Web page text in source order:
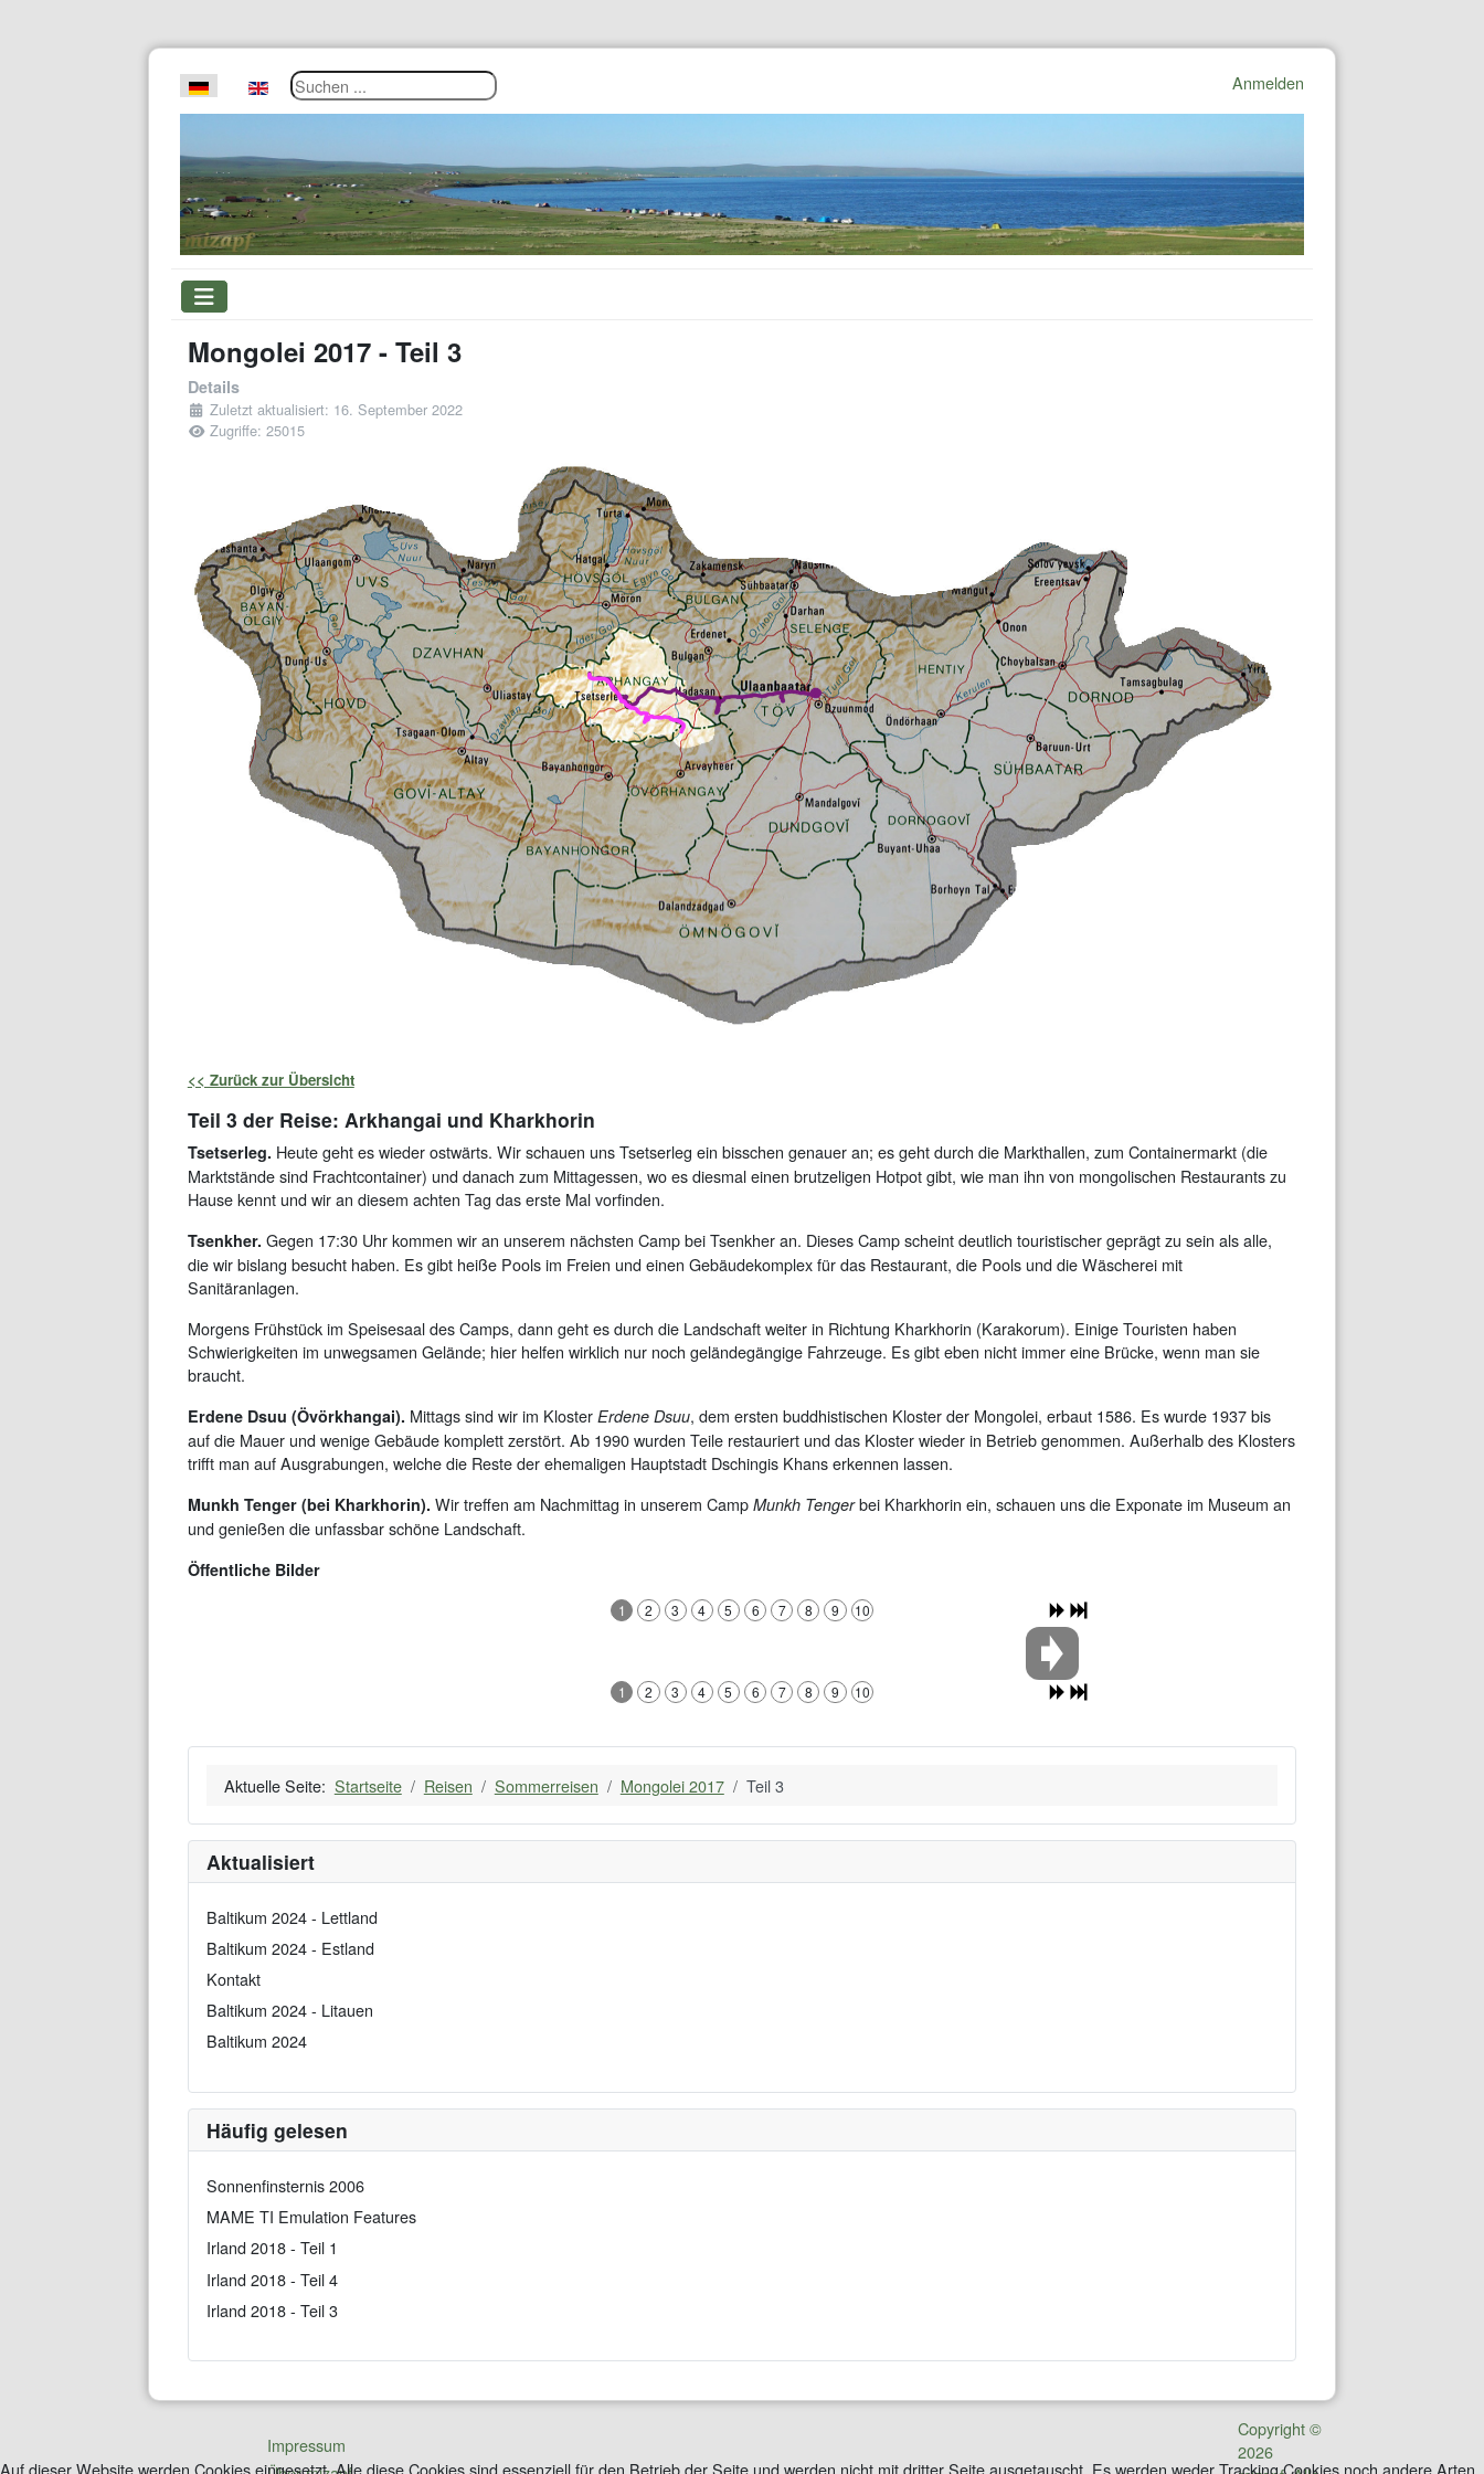
Sprache auswählenSuchen ... Anmelden
Mongolei 2017 - Teil 3
Details
Zuletzt aktualisiert: 16. September 2022
Zugriffe: 25015
<< Zurück zur Übersicht
Teil 3 der Reise: Arkhangai und Kharkhorin
Tsetserleg. Heute geht es wieder ostwärts. Wir schauen uns Tsetserleg ein bisschen genauer an; es geht durch die Markthallen, zum Containermarkt (die
Marktstände sind Frachtcontainer) und danach zum Mittagessen, wo es diesmal einen brutzeligen Hotpot gibt, wie man ihn von mongolischen Restaurants zu
Hause kennt und wir an diesem achten Tag das erste Mal vorfinden.
Tsenkher. Gegen 17:30 Uhr kommen wir an unserem nächsten Camp bei Tsenkher an. Dieses Camp scheint deutlich touristischer geprägt zu sein als alle,
die wir bislang besucht haben. Es gibt heiße Pools im Freien und einen Gebäudekomplex für das Restaurant, die Pools und die Wäscherei mit
Sanitäranlagen.
Morgens Frühstück im Speisesaal des Camps, dann geht es durch die Landschaft weiter in Richtung Kharkhorin (Karakorum). Einige Touristen haben
Schwierigkeiten im unwegsamen Gelände; hier helfen wirklich nur noch geländegängige Fahrzeuge. Es gibt eben nicht immer eine Brücke, wenn man sie
braucht.
Erdene Dsuu (Övörkhangai). Mittags sind wir im Kloster Erdene Dsuu, dem ersten buddhistischen Kloster der Mongolei, erbaut 1586. Es wurde 1937 bis
auf die Mauer und wenige Gebäude komplett zerstört. Ab 1990 wurden Teile restauriert und das Kloster wieder in Betrieb genommen. Außerhalb des Klosters
trifft man auf Ausgrabungen, welche die Reste der ehemaligen Hauptstadt Dschingis Khans erkennen lassen.
Munkh Tenger (bei Kharkhorin). Wir treffen am Nachmittag in unserem Camp Munkh Tengerbei Kharkhorin ein, schauen uns die Exponate im Museum an
und genießen die unfassbar schöne Landschaft.
Öffentliche Bilder
1 2 3 4 5 6 7 8 9 10
1 2 3 4 5 6 7 8 9 10
Aktuelle Seite: Startseite Reisen Sommerreisen Mongolei 2017 Teil 3
Aktualisiert
Baltikum 2024 - Lettland
Baltikum 2024 - Estland
Kontakt
Baltikum 2024 - Litauen
Baltikum 2024
Häufig gelesen
Sonnenfinsternis 2006
MAME TI Emulation Features
Irland 2018 - Teil 1
Irland 2018 - Teil 4
Irland 2018 - Teil 3
Impressum
Copyright ©
2026
Auf dieser Website werden Cookies eingesetzt. Alle diese Cookies sind essenziell für den Betrieb der Seite und werden nicht mit dritter Seite ausgetauscht. Es werden weder Tracking Cookies noch andere Arten